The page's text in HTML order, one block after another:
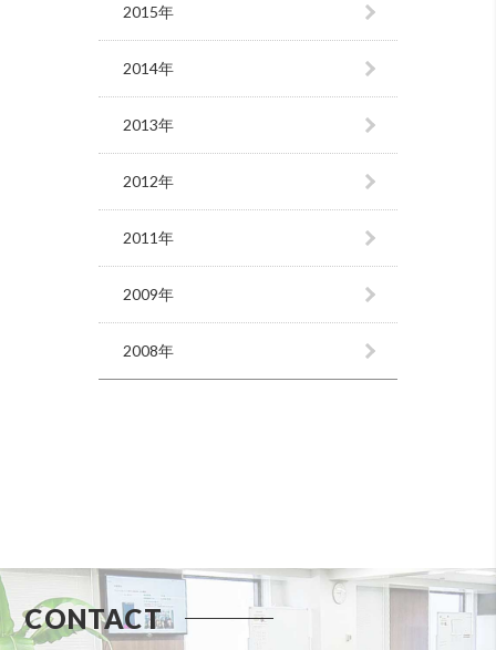
2015年
2014年
2013年
2012年
2011年
2009年
2008年
CONTACT